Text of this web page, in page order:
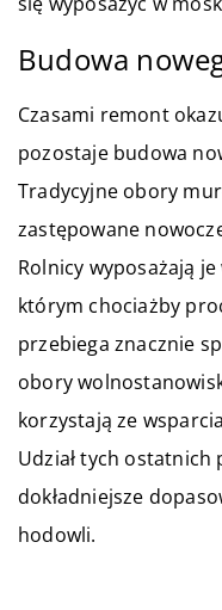
Budowa
Czasami remont
pozostaje budowa
Tradycyjne obory
zastępowane
Rolnicy wyposażają
którym chociażby
przebiega znacznie
obory
korzystają ze
Udział tych ostatnich
dokładniejsze
hodowli.